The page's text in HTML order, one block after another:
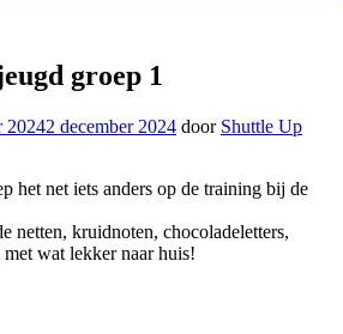
groep 1
20242 december 2024 door Shuttle Up
het net iets anders op de training bij de
netten, kruidnoten, chocoladeletters,
wat lekker naar huis!